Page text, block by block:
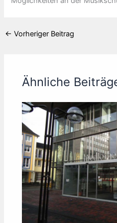
← Vorheriger Beitrag
Ähnliche